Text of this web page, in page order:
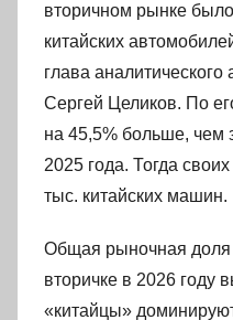
вторичном рынке
китайских
глава аналитического
Сергей Целиков. По
на 45,5% больше, чем
2025 года. Тогда
тыс. китайских машин.
Общая рыночная
вторичке в 2026 году
«китайцы»